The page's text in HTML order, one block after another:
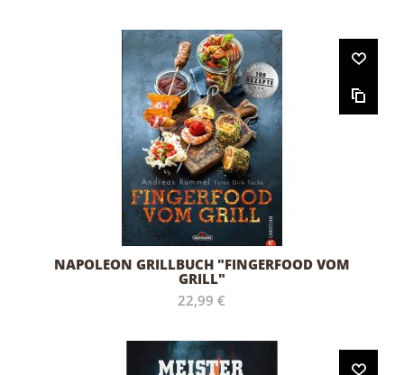
NAPOLEON GRILLBUCH "FINGERFOOD VOM
GRILL"
22,99 €